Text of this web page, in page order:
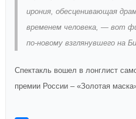
ирония, обесценивающая
временем человека, — вот
по-новому взглянувшего на
Спектакль вошел в лонглист
премии России – «Золотая